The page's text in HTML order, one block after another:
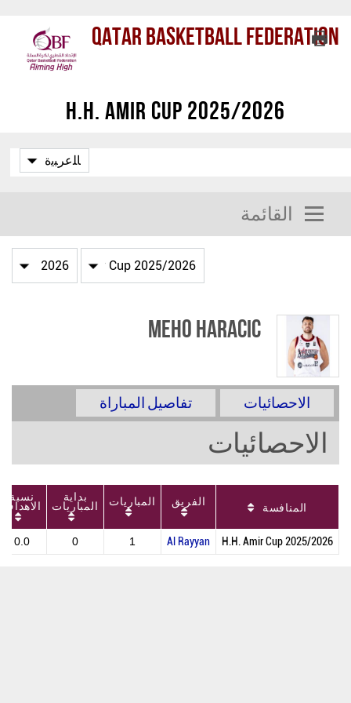
Qatar Basketball Federation
H.H. Amir Cup 2025/2026
القائمة
Meho Haracic
الاحصائيات تفاصيل المباراة
الاحصائيات
المنافسة الفريق المباريات بداية
المباريات
نسبة
الاهداف
H.H. Amir Cup 2025/2026
Al Rayyan
1
0
0.0